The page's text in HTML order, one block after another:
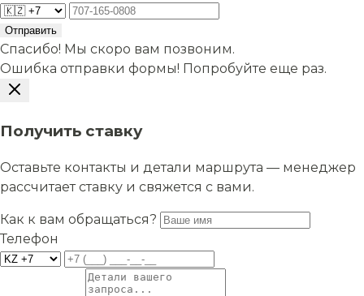
Отправить
Спасибо! Мы скоро вам позвоним.
Ошибка отправки формы! Попробуйте еще раз.
Получить ставку
Оставьте контакты и детали маршрута — менеджер
рассчитает ставку и свяжется с вами.
Как к вам обращаться?
Телефон